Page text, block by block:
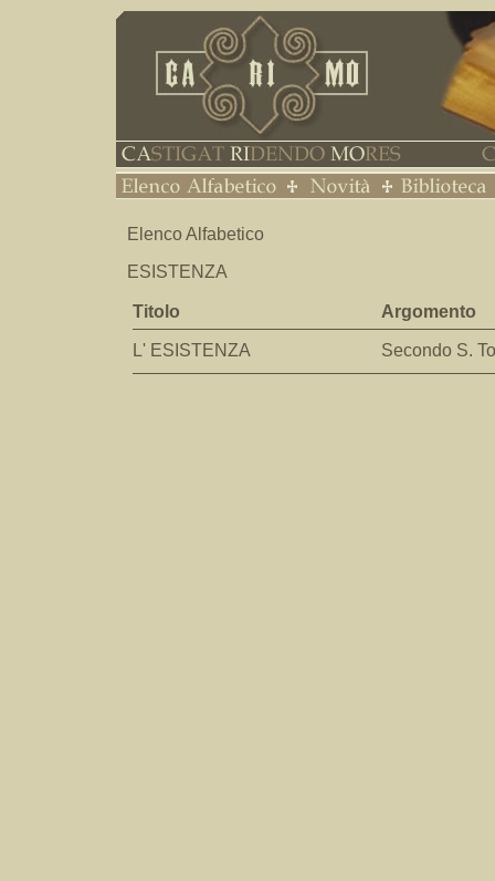
Elenco Alfabetico
ESISTENZA
Titolo Argomento
L' ESISTENZA Secondo S.